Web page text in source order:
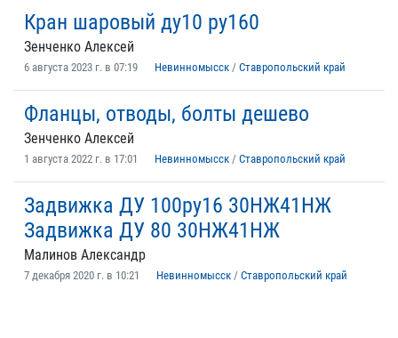
Кран шаровый ду10 ру160
Зенченко Алексей
6 августа 2023 г. в 07:19 Невинномысск / Ставропольский край
Фланцы, отводы, болты дешево
Зенченко Алексей
1 августа 2022 г. в 17:01 Невинномысск / Ставропольский край
Задвижка ДУ 100ру16 30НЖ41НЖ
Задвижка ДУ 80 30НЖ41НЖ
Малинов Александр
7 декабря 2020 г. в 10:21 Невинномысск / Ставропольский край